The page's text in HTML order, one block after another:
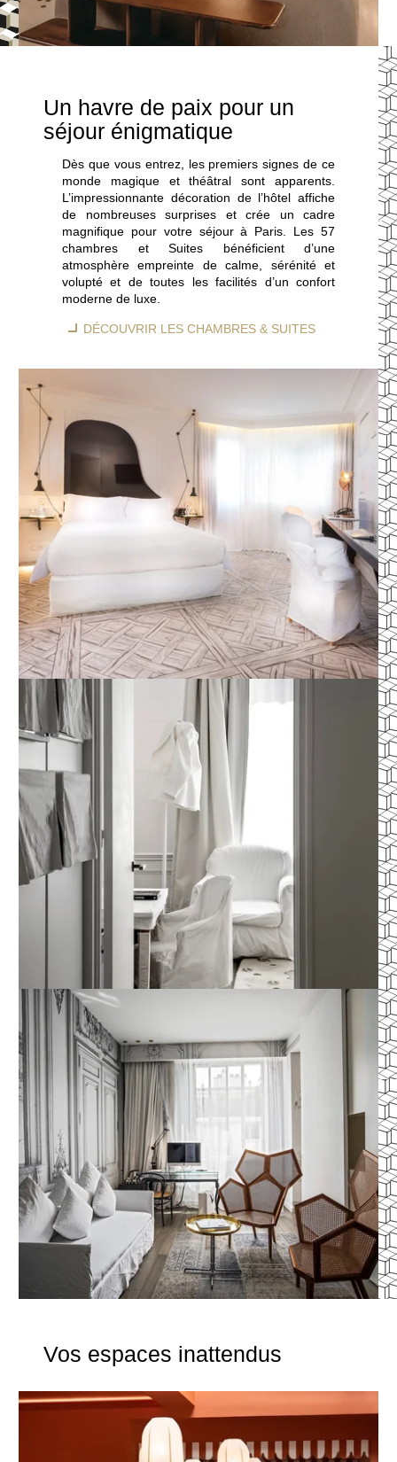
Un havre de paix pour un
séjour énigmatique
Dès que vous entrez, les premiers signes de ce
monde magique et théâtral sont apparents.
L’impressionnante décoration de l’hôtel affiche
de nombreuses surprises et crée un cadre
magnifique pour votre séjour à Paris. Les 57
chambres et Suites bénéficient d’une
atmosphère empreinte de calme, sérénité et
volupté et de toutes les facilités d’un confort
moderne de luxe.
DÉCOUVRIR LES CHAMBRES & SUITES
Vos espaces inattendus